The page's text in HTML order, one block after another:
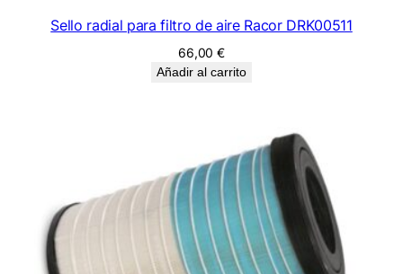
Sello radial para filtro de aire Racor DRK00511
66,00€
Añadir al carrito